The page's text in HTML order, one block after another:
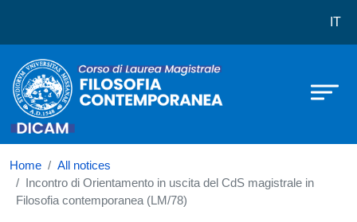
Corso di laurea in Filosofia IT
Home
All notices
Incontro di Orientamento in uscita del CdS magistrale in
Filosofia contemporanea (LM/78)